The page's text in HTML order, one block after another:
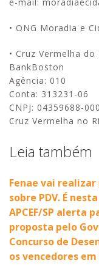
• ONG Moradia e
• Cruz Vermelha do
BankBoston
Agência: 010
Conta: 313231-06
CNPJ: 04359688-
Cruz Vermelha no
Leia também
Fenae vai
sobre PDV. É
APCEF/SP alerta
proposta pelo
Concurso de
os vencedores